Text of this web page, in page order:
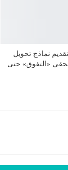
نماذج تحويل
«التفوق» حتى